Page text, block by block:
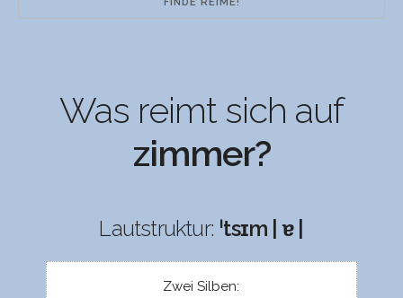
Was reimt sich auf
zimmer?
Lautstruktur: ˈtsɪm | ɐ |
Zwei Silben: